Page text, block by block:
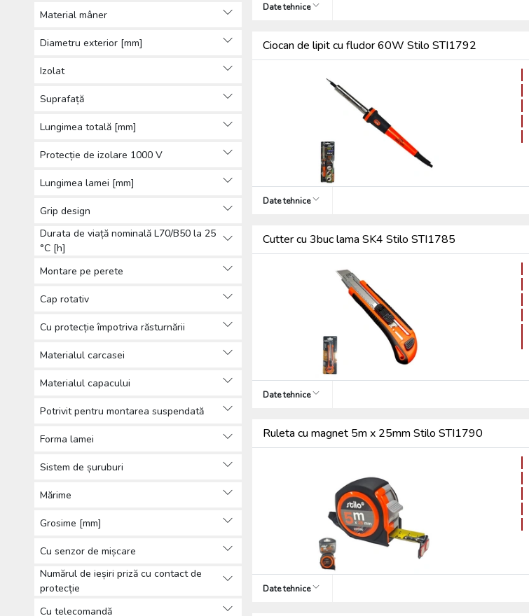
Material mâner
Diametru exterior [mm]
Izolat
Suprafață
Lungimea totală [mm]
Protecție de izolare 1000 V
Lungimea lamei [mm]
Grip design
Durata de viață nominală L70/B50 la 25
°C [h]
Montare pe perete
Cap rotativ
Cu protecție împotriva răsturnării
Materialul carcasei
Materialul capacului
Potrivit pentru montarea suspendată
Forma lamei
Sistem de șuruburi
Mărime
Grosime [mm]
Cu senzor de mișcare
Numărul de ieșiri priză cu contact de
protecție
Cu telecomandă
Date tehnice
Ciocan de lipit cu fludor 60W Stilo STI1792
Date tehnice
Cutter cu 3buc lama SK4 Stilo STI1785
Date tehnice
Ruleta cu magnet 5m x 25mm Stilo STI1790
Date tehnice